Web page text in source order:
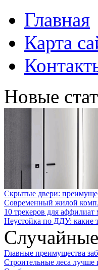
Главная
Карта
Новые
Скрытые двери:
Современный жилой
10 трекеров для
Неустойка по ДДУ: какие
Главные преимущества
Строительные леса лучше